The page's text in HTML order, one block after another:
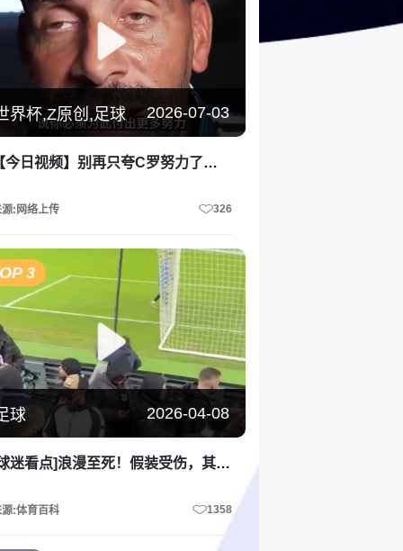
界杯,Z原创,足球 2026-07-03
【今日视频】别再只夸C罗努力了！费迪南德曾言：C罗觉得这对他是一种侮辱！
源:网络上传 326
3
球 2026-04-08
[球迷看点]浪漫至死！假装受伤，其实是……向女友求婚！
源:体育百科 1358